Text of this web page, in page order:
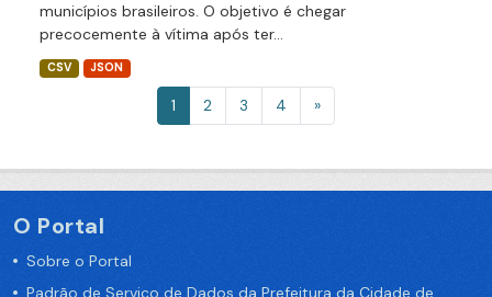
municípios brasileiros. O objetivo é chegar
precocemente à vítima após ter...
CSV JSON
1 2 3 4 »
O Portal
Sobre o Portal
Padrão de Serviço de Dados da Prefeitura da Cidade de